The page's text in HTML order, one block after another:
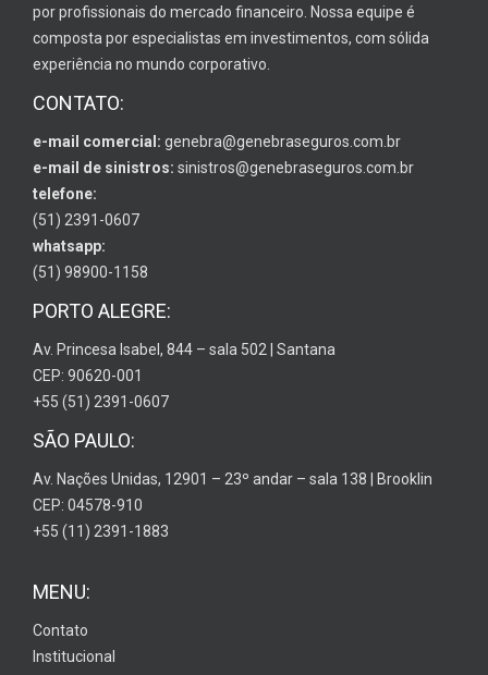
por profissionais do mercado financeiro. Nossa equipe é
composta por especialistas em investimentos, com sólida
experiência no mundo corporativo.
CONTATO:
e-mail comercial: genebra@genebraseguros.com.br
e-mail de sinistros: sinistros@genebraseguros.com.br
telefone:
(51) 2391-0607
whatsapp:
(51) 98900-1158
PORTO ALEGRE:
Av. Princesa Isabel, 844 – sala 502 | Santana
CEP: 90620-001
+55 (51) 2391-0607
SÃO PAULO:
Av. Nações Unidas, 12901 – 23º andar – sala 138 | Brooklin
CEP: 04578-910
+55 (11) 2391-1883
MENU:
Contato
Institucional